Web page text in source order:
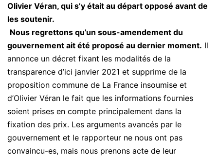
Olivier Véran, qui s’y était au départ opposé avant de
les soutenir.
Nous regrettons qu’un sous-amendement du
gouvernement ait été proposé au dernier moment. Il
annonce un décret fixant les modalités de la
transparence d’ici janvier 2021 et supprime de la
proposition commune de La France insoumise et
d’Olivier Véran le fait que les informations fournies
soient prises en compte principalement dans la
fixation des prix. Les arguments avancés par le
gouvernement et le rapporteur ne nous ont pas
convaincu-es, mais nous prenons acte de leur